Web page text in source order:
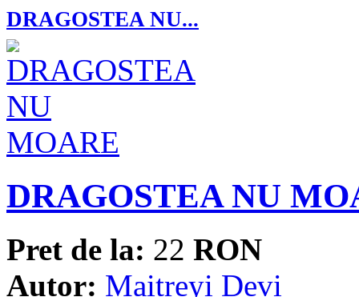
DRAGOSTEA NU...
DRAGOSTEA NU
Pret de la: 22 RON
Autor: Maitreyi Devi